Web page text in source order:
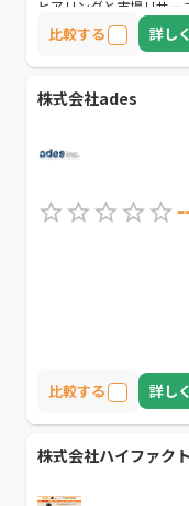
ヒアリングと市場リサ
なイメージでも、なん
せて最適なご提案をさせ
比較する 詳し
株式会社ades
比較する 詳し
株式会社ハイファク